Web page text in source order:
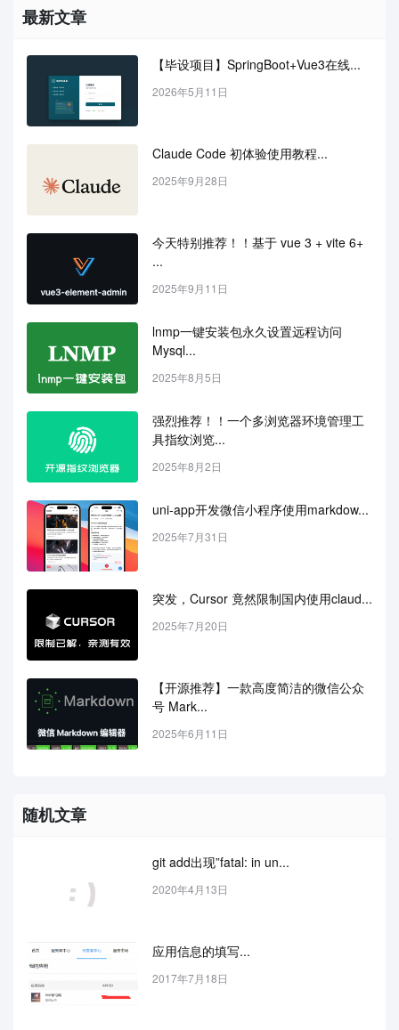
最新文章
【毕设项目】SpringBoot+Vue3在线...
2026年5月11日
Claude Code 初体验使用教程...
2025年9月28日
今天特别推荐！！基于 vue 3 + vite 6+
...
2025年9月11日
lnmp一键安装包永久设置远程访问
Mysql...
2025年8月5日
强烈推荐！！一个多浏览器环境管理工
具指纹浏览...
2025年8月2日
uni-app开发微信小程序使用markdow...
2025年7月31日
突发，Cursor 竟然限制国内使用claud...
2025年7月20日
【开源推荐】一款高度简洁的微信公众
号 Mark...
2025年6月11日
随机文章
git add出现”fatal: in un...
2020年4月13日
应用信息的填写...
2017年7月18日